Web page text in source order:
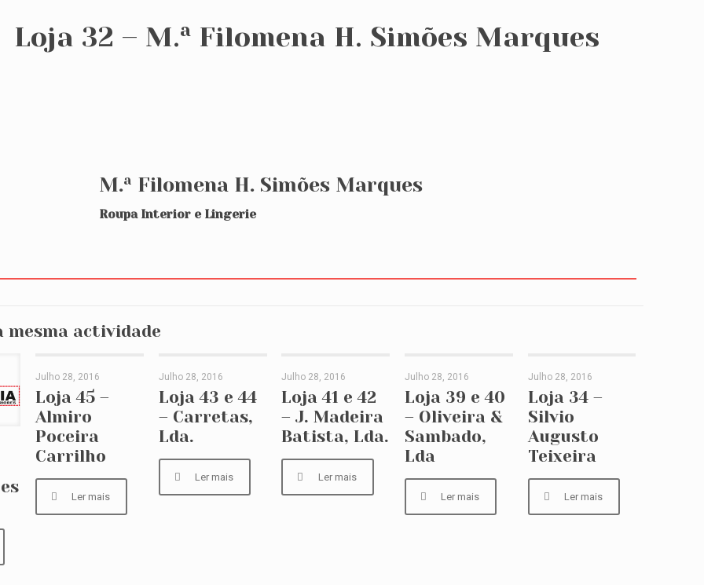
Loja 32 – M.ª Filomena H. Simões Marques
M.ª Filomena H. Simões Marques
Roupa Interior e Lingerie
mesma actividade
Loja 45 – Almiro
Poceira Carrilho
Julho 28, 2016
Loja 45 –
Almiro
Poceira
Carrilho
Ler mais
Loja 43 e 44 –
Carretas, Lda.
Julho 28, 2016
Loja 43 e 44
– Carretas,
Lda.
Ler mais
Loja 41 e 42 – J.
Madeira Batista, Lda.
Julho 28, 2016
Loja 41 e 42
– J. Madeira
Batista, Lda.
Ler mais
Loja 39 e 40 –
Oliveira & Sambado,
Julho 28, 2016
Loja 39 e 40
– Oliveira &
Sambado,
Lda
Ler mais
Loja 34 – Silvio
Augusto Teixeira
Julho 28, 2016
Loja 34 –
Silvio
Augusto
Teixeira
Ler mais